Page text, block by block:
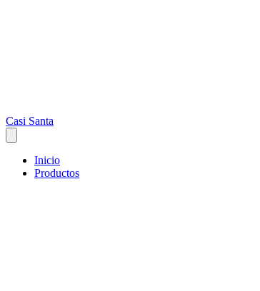
Casi Santa
Inicio
Productos